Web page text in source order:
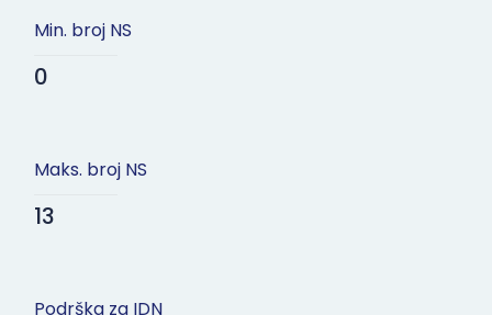
Min. broj NS
0
Maks. broj NS
13
Podrška za IDN